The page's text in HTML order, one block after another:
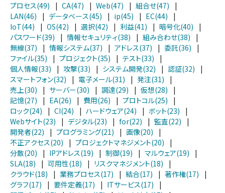
プロセス(49)
| CA(47) | Web(47) | 組合せ(47)
|
LAN(46)
| データベース(45) | ip(45) | EC(44)
|
IoT(44)
| OS(42) | 選択(42) | 利益(41) | 暗号化(40)
|
パスワード(39)
| 情報セキュリティ(38) | 組み合わせ(38)
|
無線(37)
| 情報システム(37) | アドレス(37) | 委託(36)
|
ファイル(35)
| プロジェクト(35) | テスト(33)
|
個人情報(33)
| 攻撃(33) | システム開発(32) | 認証(32)
|
スマートフォン(32)
| 電子メール(31) | 発注(31)
|
売上(30)
| サーバー(30) | 調達(29) | 仮想(28)
|
記憶(27)
| EA(26) | 費用(26) | プロトコル(25)
|
ロック(24)
| CI(24) | ハードウェア(24) | ボット(23)
|
Webサイト(23)
| デジタル(23) | for(22) | 監査(22)
|
開発者(22)
| プログラミング(21) | 画像(20)
|
不正アクセス(20)
| プロジェクトマネジメント(20)
|
分散(20)
| IPアドレス(19) | 制御(19) | マルウェア(19)
|
SLA(18)
| 可用性(18) | リスクマネジメント(18)
|
クラウド(18)
| 業務プロセス(17) | 結合(17) | 著作権(17)
|
グラフ(17)
| 要件定義(17) | ITサービス(17)
|